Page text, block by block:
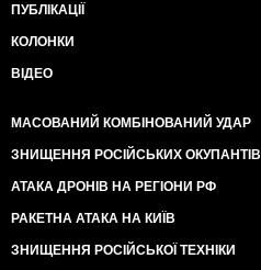
ПУБЛІКАЦІЇ
КОЛОНКИ
ВІДЕО
МАСОВАНИЙ КОМБІНОВАНИЙ УДАР
ЗНИЩЕННЯ РОСІЙСЬКИХ ОКУПАНТІВ
АТАКА ДРОНІВ НА РЕГІОНИ РФ
РАКЕТНА АТАКА НА КИЇВ
ЗНИЩЕННЯ РОСІЙСЬКОЇ ТЕХНІКИ